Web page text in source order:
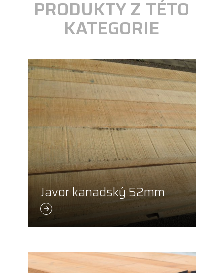
PRODUKTY Z TÉTO
KATEGORIE
Javor kanadský 52mm